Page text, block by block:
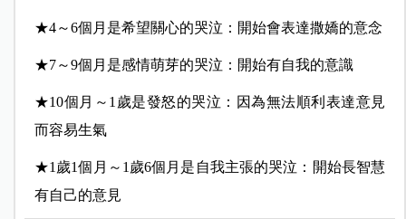
★4～6個月是希望關心的哭泣：開始會表達撒嬌的意念
★7～9個月是感情萌芽的哭泣：開始有自我的意識
★10個月～1歲是發怒的哭泣：因為無法順利表達意見
而容易生氣
★1歲1個月～1歲6個月是自我主張的哭泣：開始長智慧
有自己的意見